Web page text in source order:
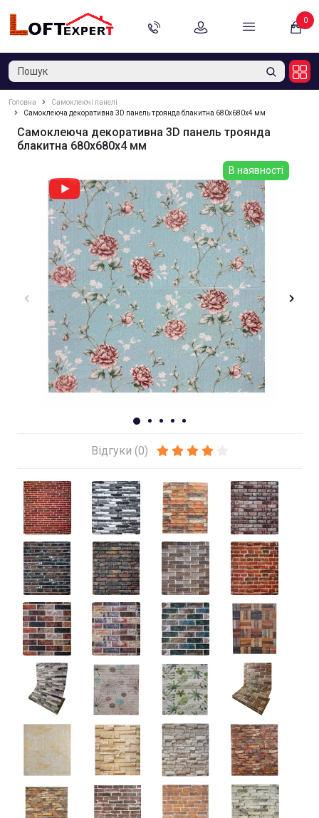
0
Головна
Самоклеючі панелі
Самоклеюча декоративна 3D панель троянда блакитна 680x680x4 мм
Самоклеюча декоративна 3D панель троянда
блакитна 680x680x4 мм
В наявності
Відгуки (0)